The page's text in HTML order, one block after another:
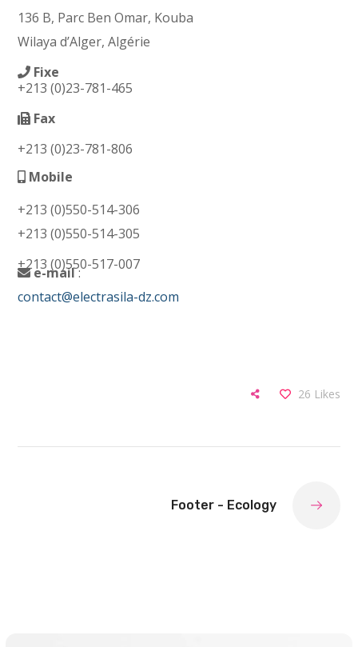
136 B, Parc Ben Omar, Kouba
Wilaya d’Alger, Algérie
Fixe
+213 (0)23-781-465
Fax
+213 (0)23-781-806
Mobile
+213 (0)550-514-306
+213 (0)550-514-305
+213 (0)550-517-007
e-mail:
contact@electrasila-dz.com
26 Likes
Footer - Ecology